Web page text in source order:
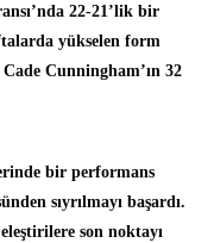
22-21’lik bir
yükselen form
Cunningham’ın 32
bir performans
sıyrılmayı başardı.
son noktayı